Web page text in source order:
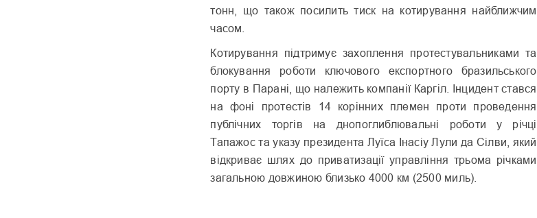
тонн, що також посилить тиск на котирування найближчим
часом.
Котирування підтримує захоплення протестувальниками та
блокування роботи ключового експортного бразильського
порту в Парані, що належить компанії Каргіл. Інцидент стався
на фоні протестів 14 корінних племен проти проведення
публічних торгів на днопоглиблювальні роботи у річці
Тапажос та указу президента Луїса Інасіу Лули да Сілви, який
відкриває шлях до приватизації управління трьома річками
загальною довжиною близько 4000 км (2500 миль).